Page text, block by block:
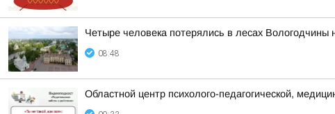
Четыре человека потерялись в лесах Вологодчины
08:48
Областной центр психолого-педагогической,